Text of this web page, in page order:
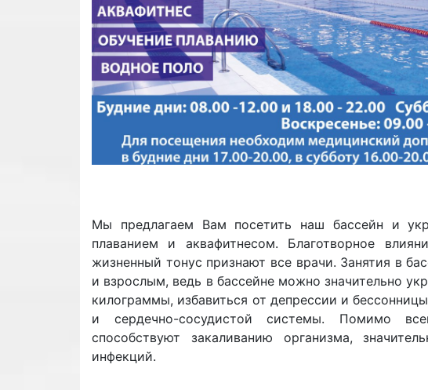
Мы предлагаем Вам посетить наш бассейн и
плаванием и аквафитнесом. Благотворное
жизненный тонус признают все врачи. Занятия в
и взрослым, ведь в бассейне можно значительно
килограммы, избавиться от депрессии и
и сердечно-сосудистой системы. Помимо
способствуют закаливанию организма,
инфекций.